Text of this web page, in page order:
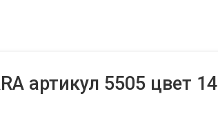
артикул 5505 цвет 14